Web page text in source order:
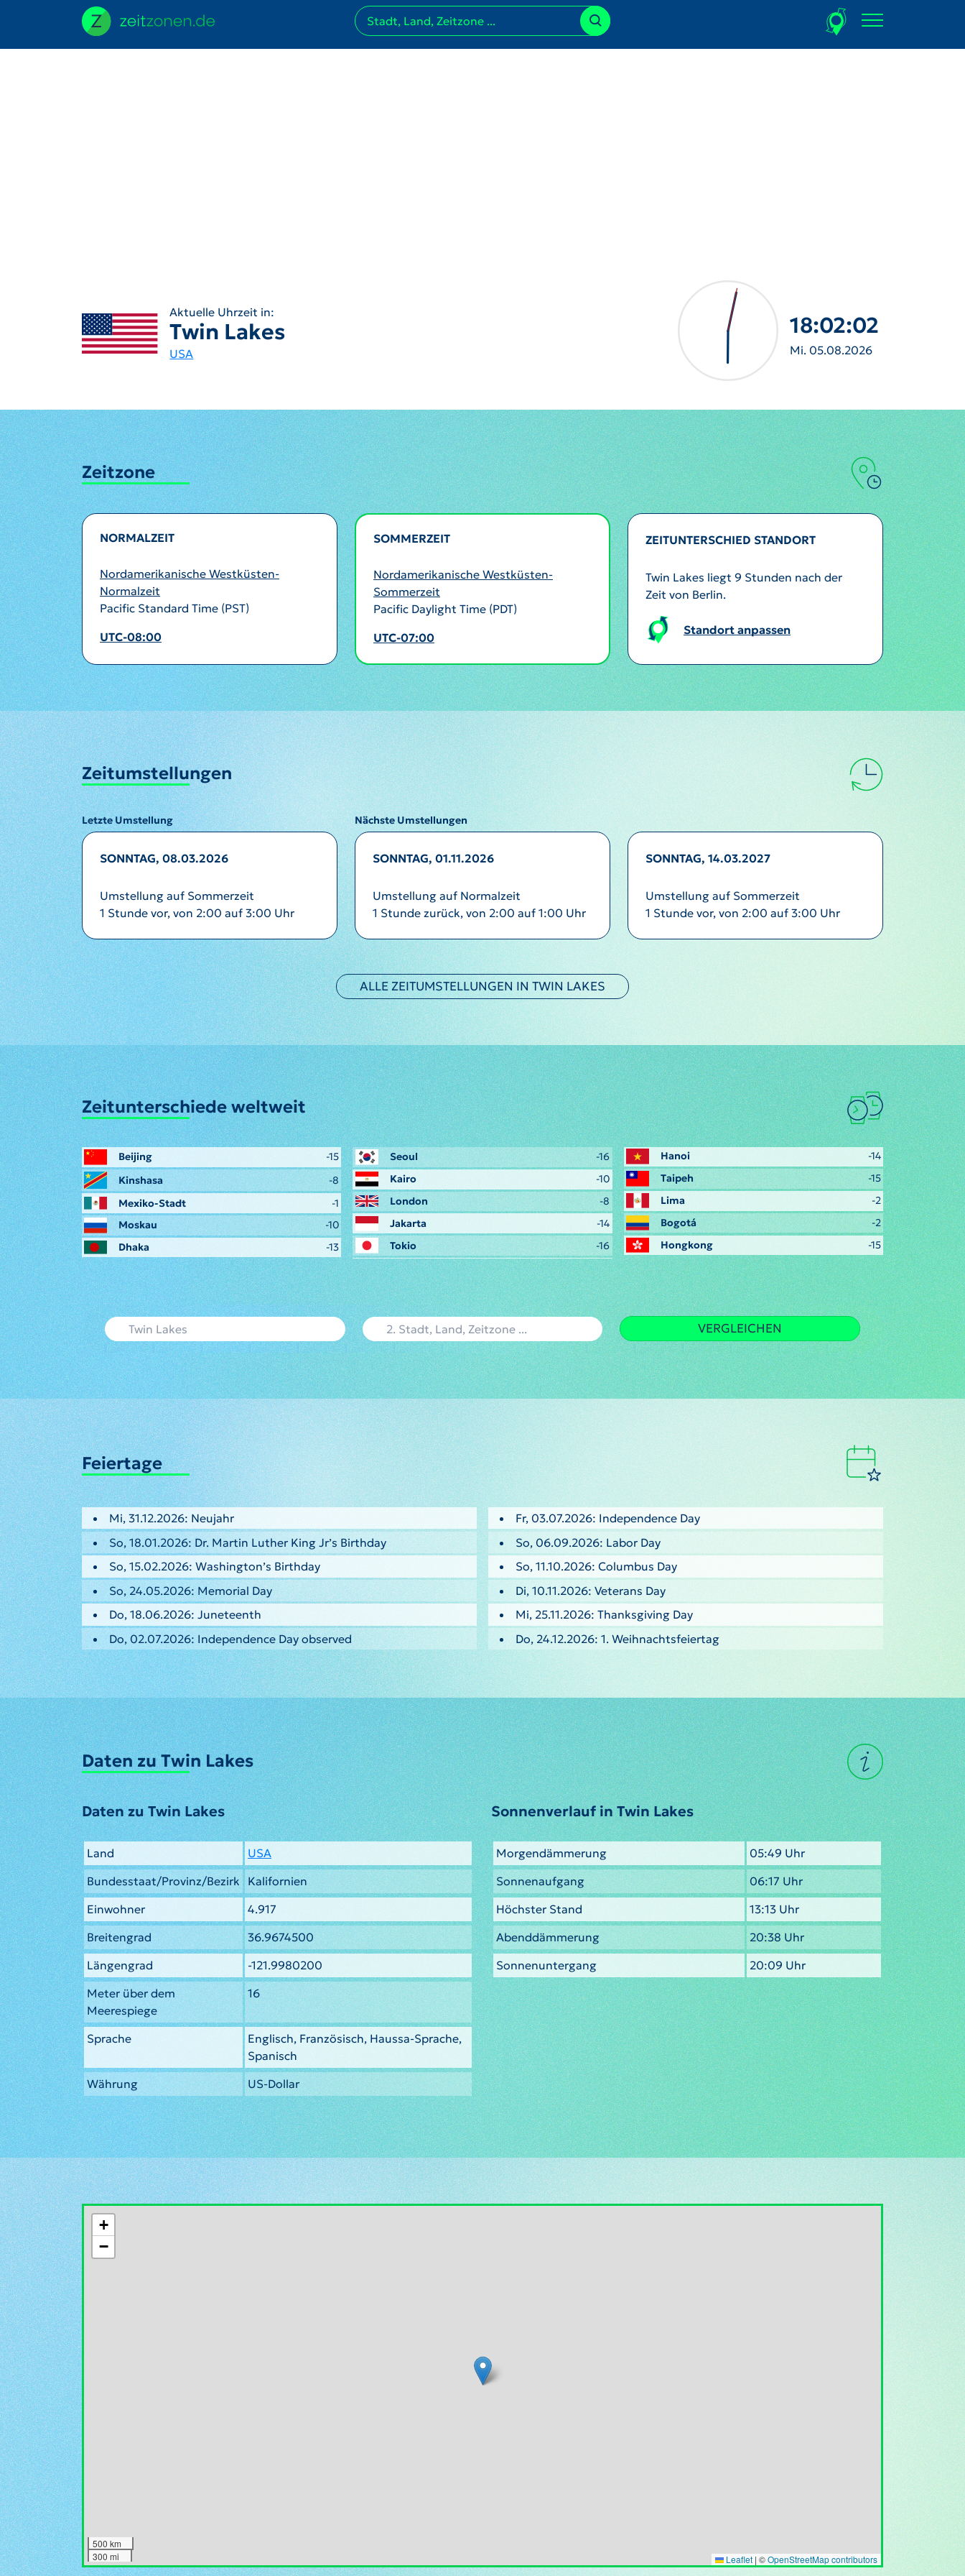
Aktuelle Uhrzeit in:
Twin Lakes
USA
18:02:05
Mi. 05.08.2026
Zeitzone
NORMALZEIT
Nordamerikanische Westküsten-
Normalzeit
Pacific Standard Time (PST)
UTC-08:00
SOMMERZEIT
Nordamerikanische Westküsten-
Sommerzeit
Pacific Daylight Time (PDT)
UTC-07:00
ZEITUNTERSCHIED STANDORT
Twin Lakes liegt 9 Stunden nach der
Zeit von Berlin.
Standort anpassen
Zeitumstellungen
Letzte Umstellung Nächste Umstellungen
SONNTAG, 08.03.2026
Umstellung auf Sommerzeit
1 Stunde vor, von 2:00 auf 3:00 Uhr
SONNTAG, 01.11.2026
Umstellung auf Normalzeit
1 Stunde zurück, von 2:00 auf 1:00 Uhr
SONNTAG, 14.03.2027
Umstellung auf Sommerzeit
1 Stunde vor, von 2:00 auf 3:00 Uhr
ALLE ZEITUMSTELLUNGEN IN TWIN LAKES
Zeitunterschiede weltweit
Beijing
-15
Kinshasa
-8
Mexiko-Stadt
-1
Moskau
-10
Dhaka
-13
Seoul
-16
Kairo
-10
London
-8
Jakarta
-14
Tokio
-16
Hanoi
-14
Taipeh
-15
Lima
-2
Bogotá
-2
Hongkong
-15
VERGLEICHEN
Feiertage
Mi, 31.12.2026: Neujahr
So, 18.01.2026: Dr. Martin Luther King Jr’s Birthday
So, 15.02.2026: Washington’s Birthday
So, 24.05.2026: Memorial Day
Do, 18.06.2026: Juneteenth
Do, 02.07.2026: Independence Day observed
Fr, 03.07.2026: Independence Day
So, 06.09.2026: Labor Day
So, 11.10.2026: Columbus Day
Di, 10.11.2026: Veterans Day
Mi, 25.11.2026: Thanksgiving Day
Do, 24.12.2026: 1. Weihnachtsfeiertag
Daten zu Twin Lakes
Daten zu Twin Lakes
Land
USA
Bundesstaat/Provinz/Bezirk Kalifornien
Einwohner
4.917
Breitengrad
36.9674500
Längengrad
-121.9980200
Meter über dem
Meerespiege
16
Sprache
Englisch, Französisch, Haussa-Sprache,
Spanisch
Währung
US-Dollar
Sonnenverlauf in Twin Lakes
Morgendämmerung
05:49 Uhr
Sonnenaufgang
06:17 Uhr
Höchster Stand
13:13 Uhr
Abenddämmerung
20:38 Uhr
Sonnenuntergang
20:09 Uhr
+
−
500 km
300 mi
Leaflet | ©OpenStreetMap contributors